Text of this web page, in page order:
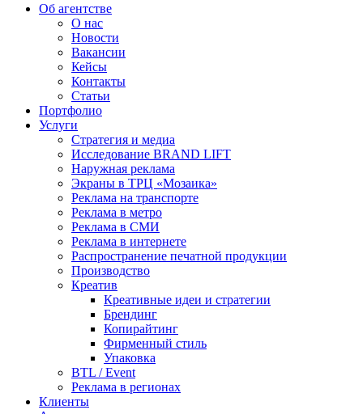
Об агентстве
О нас
Новости
Вакансии
Кейсы
Контакты
Статьи
Портфолио
Услуги
Стратегия и медиа
Исследование BRAND LIFT
Наружная реклама
Экраны в ТРЦ «Мозаика»
Реклама на транспорте
Реклама в метро
Реклама в СМИ
Реклама в интернете
Распространение печатной продукции
Производство
Креатив
Креативные идеи и стратегии
Брендинг
Копирайтинг
Фирменный стиль
Упаковка
BTL / Event
Реклама в регионах
Клиенты